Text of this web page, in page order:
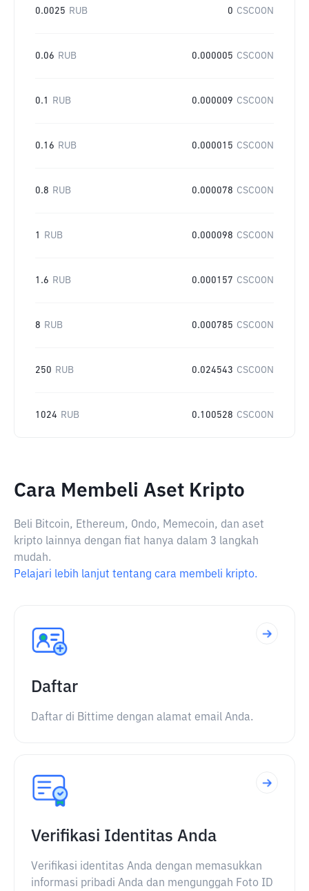
0.0025 RUB 0 CSCOON
0.06 RUB 0.000005 CSCOON
0.1 RUB 0.000009 CSCOON
0.16 RUB 0.000015 CSCOON
0.8 RUB 0.000078 CSCOON
1 RUB 0.000098 CSCOON
1.6 RUB 0.000157 CSCOON
8 RUB 0.000785 CSCOON
250 RUB 0.024543 CSCOON
1024 RUB 0.100528 CSCOON
Cara Membeli Aset Kripto
Beli Bitcoin, Ethereum, Ondo, Memecoin, dan aset
kripto lainnya dengan fiat hanya dalam 3 langkah
mudah.
Pelajari lebih lanjut tentang cara membeli kripto.
Daftar
Daftar di Bittime dengan alamat email Anda.
Verifikasi Identitas Anda
Verifikasi identitas Anda dengan memasukkan
informasi pribadi Anda dan mengunggah Foto ID